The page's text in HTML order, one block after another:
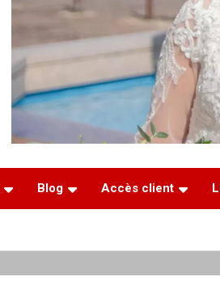
Blog Accès client